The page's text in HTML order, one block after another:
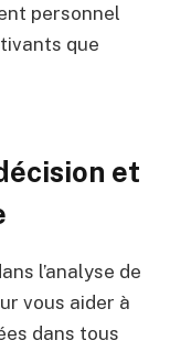
personnel
que
et
l’analyse de
vous aider à
dans tous